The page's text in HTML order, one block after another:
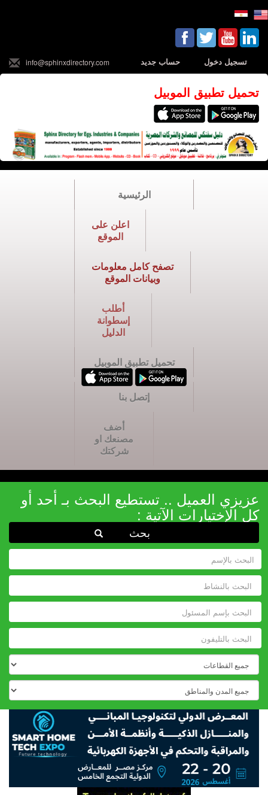
تسجيل دخول حساب جديد info@sphinxdirectory.com
تحميل تطبيق الموبيل
الرئيسية
اعلن على
الموقع
تصفح كامل معلومات
وبيانات الموقع
أطلب
إسطوانة
الدليل
تحميل تطبيق الموبيل
إتصل بنا
أضف
مصنعك او
شركتك
عزيزي العميل .. تستطيع البحث بـ أحد أو
كل الإختيارات الآتية :